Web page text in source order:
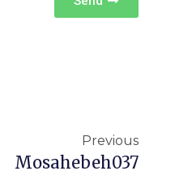
Previous
Mosahebeh037